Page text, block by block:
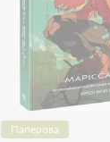
Паперова